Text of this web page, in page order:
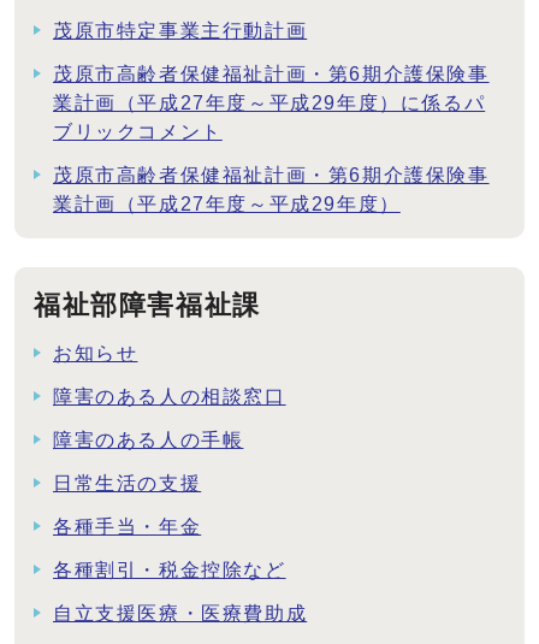
茂原市特定事業主行動計画
茂原市高齢者保健福祉計画・第6期介護保険事
業計画（平成27年度～平成29年度）に係るパ
ブリックコメント
茂原市高齢者保健福祉計画・第6期介護保険事
業計画（平成27年度～平成29年度）
福祉部障害福祉課
お知らせ
障害のある人の相談窓口
障害のある人の手帳
日常生活の支援
各種手当・年金
各種割引・税金控除など
自立支援医療・医療費助成